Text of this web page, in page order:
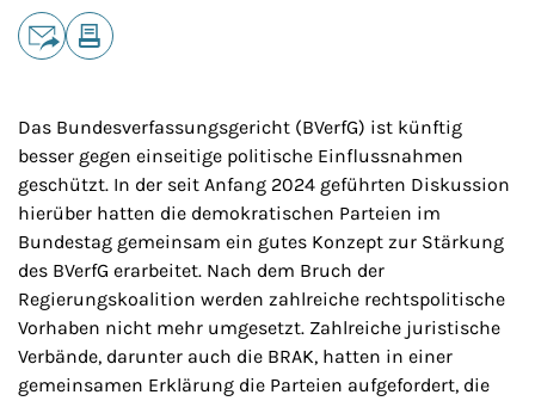
Teilen
Das Bundesverfassungsgericht (BVerfG) ist künftig
besser gegen einseitige politische Einflussnahmen
geschützt. In der seit Anfang 2024 geführten Diskussion
hierüber hatten die demokratischen Parteien im
Bundestag gemeinsam ein gutes Konzept zur Stärkung
des BVerfG erarbeitet. Nach dem Bruch der
Regierungskoalition werden zahlreiche rechtspolitische
Vorhaben nicht mehr umgesetzt. Zahlreiche juristische
Verbände, darunter auch die BRAK, hatten in einer
gemeinsamen Erklärung die Parteien aufgefordert, die